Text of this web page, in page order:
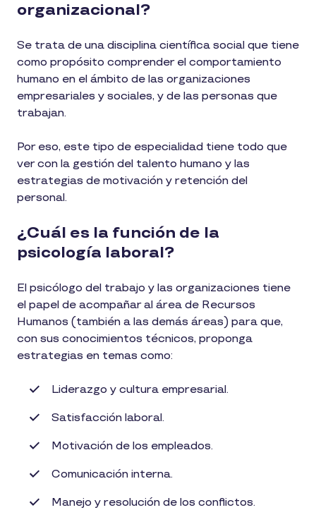
organizacional?
Se trata de una disciplina científica social que tiene
como propósito comprender el comportamiento
humano en el ámbito de las organizaciones
empresariales y sociales, y de las personas que
trabajan.
Por eso, este tipo de especialidad tiene todo que
ver con la gestión del talento humano y las
estrategias de motivación y retención del
personal.
¿Cuál es la función de la
psicología laboral?
El psicólogo del trabajo y las organizaciones tiene
el papel de acompañar al área de Recursos
Humanos (también a las demás áreas) para que,
con sus conocimientos técnicos, proponga
estrategias en temas como:
Liderazgo y cultura empresarial.
Satisfacción laboral.
Motivación de los empleados.
Comunicación interna.
Manejo y resolución de los conflictos.